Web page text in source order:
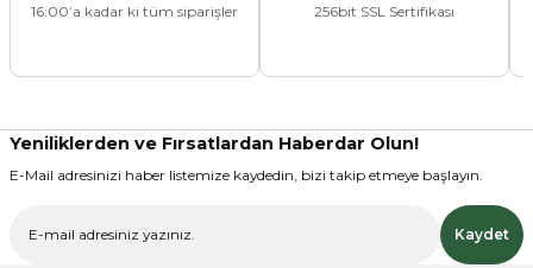
Ürün resmi kalitesiz, bozuk veya görüntülenemiyor.
Ürün fiyatı diğer sitelerden daha pahalı.
16:00’a kadar ki tüm siparişler
256bit SSL Sertifikası
Yeniliklerden ve Fırsatlardan Haberdar Olun!
E-Mail adresinizi haber listemize kaydedin, bizi takip etmeye başlayın.
Kaydet